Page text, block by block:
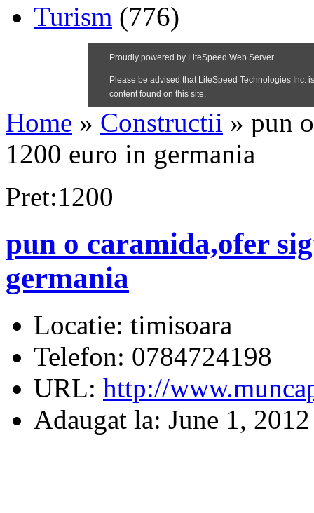
Turism (776)
Home » Constructii » pun
1200 euro in germania
Pret:1200
pun o caramida,ofer
germania
Locatie: timisoara
Telefon: 0784724198
URL: http://
Adaugat la: June 1,